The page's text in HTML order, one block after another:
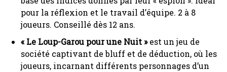
pour la réflexion et le travail d’équipe. 2 à 8
joueurs. Conseillé dès 12 ans.
« Le Loup-Garou pour une Nuit »est un jeu de
société captivant de bluff et de déduction, où les
joueurs, incarnant différents personnages d’un